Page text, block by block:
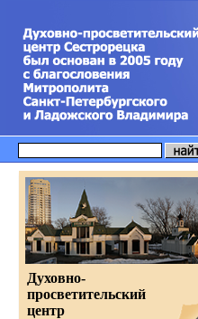
Духовно-
просветительский
центр